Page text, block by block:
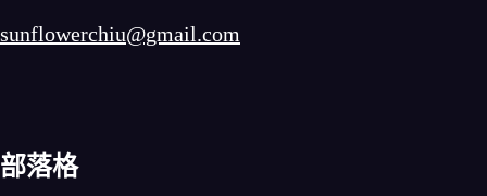
sunflowerchiu@gmail.com
部落格